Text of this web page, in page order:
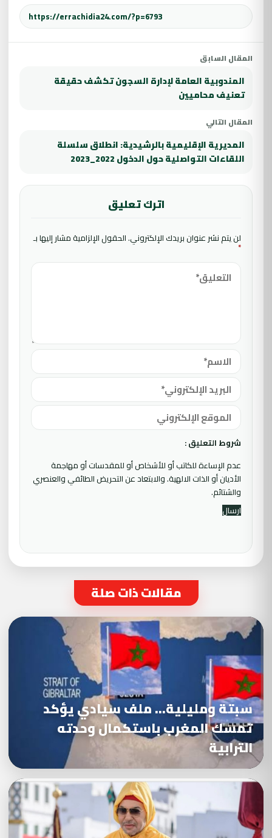
المقال السابق
المندوبية العامة لإدارة السجون تكشف حقيقة
تعنيف محاميين
المقال التالي
المديرية الإقليمية بالرشيدية: انطلاق سلسلة
اللقاءات التواصلية حول الدخول 2022_2023
اترك تعليق
لن يتم نشر عنوان بريدك الإلكتروني.الحقول الإلزامية مشار إليها بـ
*
شروط التعليق :
عدم الإساءة للكاتب أو للأشخاص أو للمقدسات أو مهاجمة
الأديان أو الذات الالهية. والابتعاد عن التحريض الطائفي والعنصري
والشتائم.
مقالات ذات صلة
سبتة ومليلية… ملف سيادي يؤكد
تمسك المغرب باستكمال وحدته
الترابية